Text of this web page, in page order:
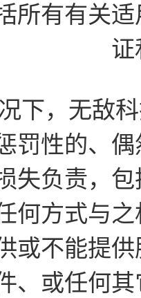
所有有关
证
，无敌科
罚性的、
失负责，
何方式与
或不能提
、或任何